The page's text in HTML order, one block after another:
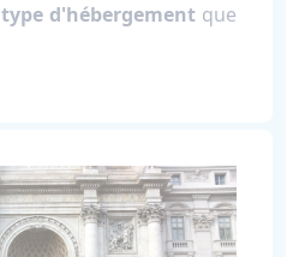
type d'hébergement que